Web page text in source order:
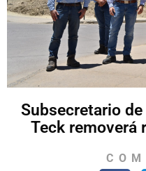
Subsecretario
Teck removerá